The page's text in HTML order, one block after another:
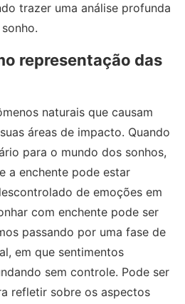
trazer uma análise profunda
representação das
naturais que causam
áreas de impacto. Quando
para o mundo dos sonhos,
a enchente pode estar
de emoções em
com enchente pode ser
passando por uma fase de
em que sentimentos
sem controle. Pode ser
refletir sobre os aspectos